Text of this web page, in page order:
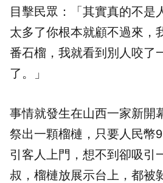
目擊民眾：「其實真的不是
太多了你根本就顧不過來，
番石榴，我就看到別人咬了
了。」
事情就發生在山西一家新開
祭出一顆榴槤，只要人民幣
引客人上門，想不到卻吸引
叔，榴槤放展示台上，都被